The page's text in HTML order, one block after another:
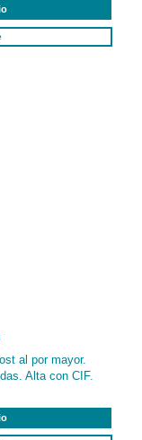
al por mayor.
Alta con CIF.